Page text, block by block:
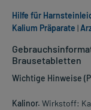
Brausetabletten
Wichtige Hinweise
Kalinor. Wirkstoff:
Hilfe für
Kalium Präparate |